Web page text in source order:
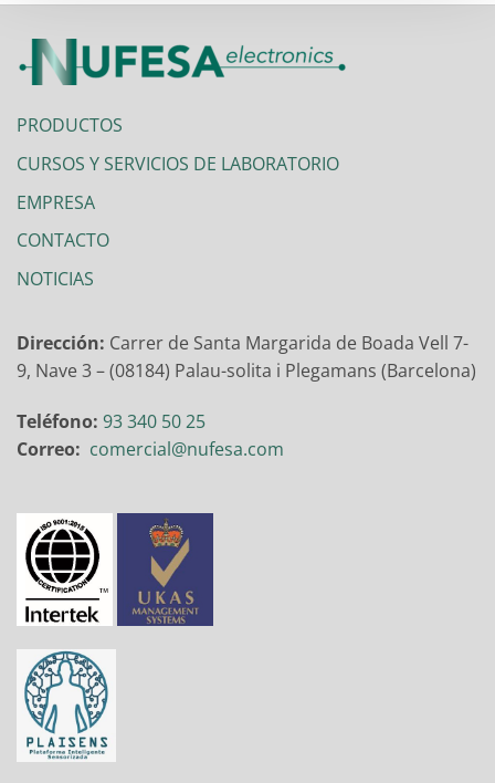
PRODUCTOS
CURSOS Y SERVICIOS DE LABORATORIO
EMPRESA
CONTACTO
NOTICIAS
Dirección: Carrer de Santa Margarida de Boada Vell 7-
9, Nave 3 – (08184) Palau-solita i Plegamans (Barcelona)
Teléfono: 93 340 50 25
Correo: comercial@nufesa.com